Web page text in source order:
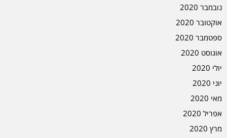
נובמבר 2020
אוקטובר 2020
ספטמבר 2020
אוגוסט 2020
יולי 2020
יוני 2020
מאי 2020
אפריל 2020
מרץ 2020